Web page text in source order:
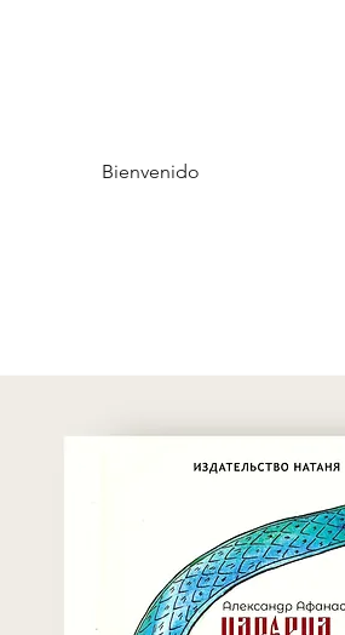
Bienvenido